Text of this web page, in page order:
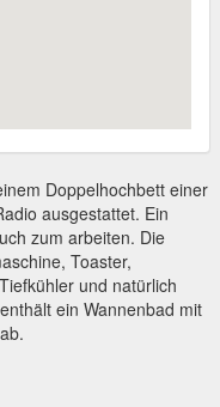
Doppelhochbett einer
ausgestattet. Ein
zum arbeiten. Die
Toaster,
und natürlich
ein Wannenbad mit